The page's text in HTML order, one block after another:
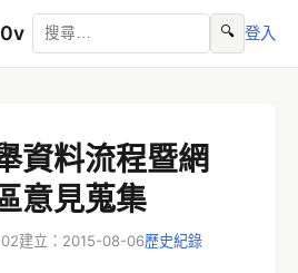
🔍 登入
資料流程暨網
意見蒐集
建立：2015-08-06歷史紀錄